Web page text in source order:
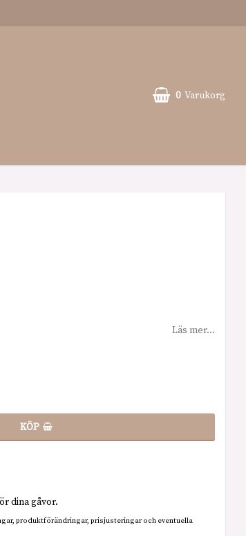
0 Varukorg
Läs mer...
KÖP
dina gåvor.
produktförändringar, prisjusteringar och eventuella